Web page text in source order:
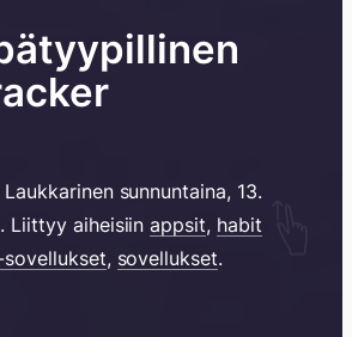
Laukkarinen sunnuntaina, 13.
. Liittyy aiheisiinappsit, habit
, sovellukset.